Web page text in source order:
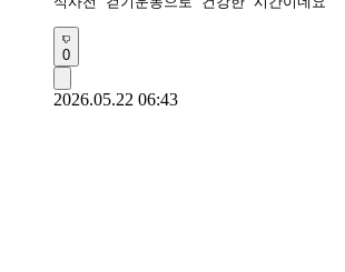
0
2026.05.22 06:43